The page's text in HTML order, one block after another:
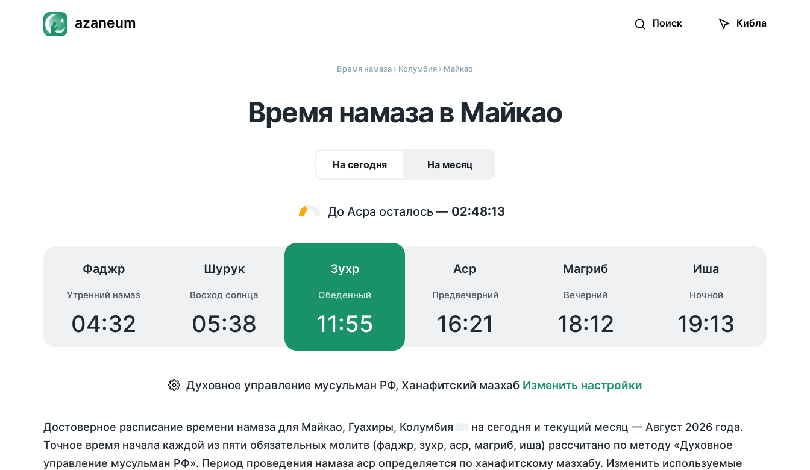
azaneum Поиск Кибла
Время намаза › Колумбия › Майкао
Время намаза в Майкао
На сегодня На месяц
До Асра осталось — 02:48:13
Фаджр
Утренний намаз
04:32
Шурук
Восход солнца
05:38
Зухр
Обеденный
11:55
Аср
Предвечерний
16:21
Магриб
Вечерний
18:12
Иша
Ночной
19:13
Духовное управление мусульман РФ, Ханафитский мазхаб Изменить настройки
Достоверное расписание времени намаза для Майкао, Гуахиры, Колумбия на сегодня и текущий месяц — Август 2026 года.
Точное время начала каждой из пяти обязательных молитв (фаджр, зухр, аср, магриб, иша) рассчитано по методу «Духовное
управление мусульман РФ». Период проведения намаза аср определяется по ханафитскому мазхабу. Изменить используемые